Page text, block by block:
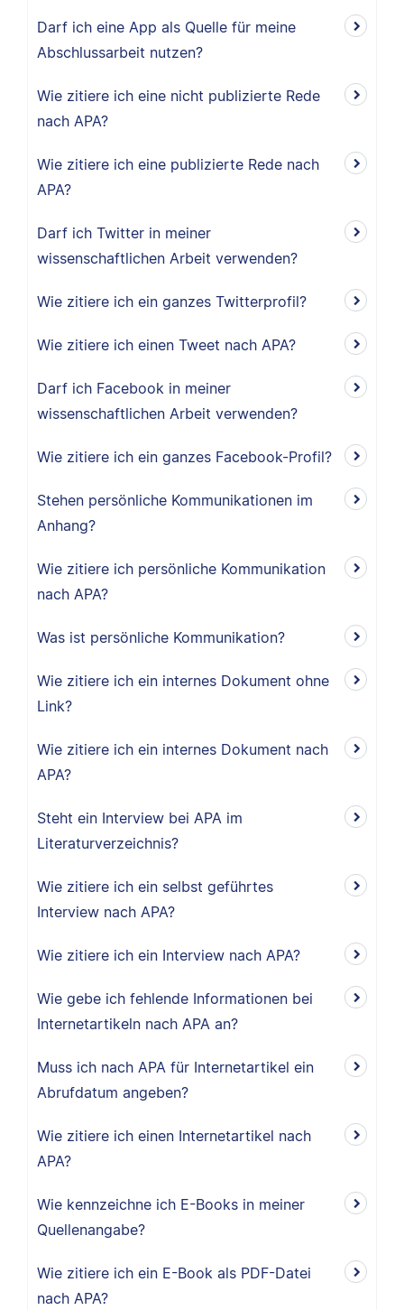
Darf ich eine App als Quelle für meine
Abschlussarbeit nutzen?
Wie zitiere ich eine nicht publizierte Rede
nach APA?
Wie zitiere ich eine publizierte Rede nach
APA?
Darf ich Twitter in meiner
wissenschaftlichen Arbeit verwenden?
Wie zitiere ich ein ganzes Twitterprofil?
Wie zitiere ich einen Tweet nach APA?
Darf ich Facebook in meiner
wissenschaftlichen Arbeit verwenden?
Wie zitiere ich ein ganzes Facebook-Profil?
Stehen persönliche Kommunikationen im
Anhang?
Wie zitiere ich persönliche Kommunikation
nach APA?
Was ist persönliche Kommunikation?
Wie zitiere ich ein internes Dokument ohne
Link?
Wie zitiere ich ein internes Dokument nach
APA?
Steht ein Interview bei APA im
Literaturverzeichnis?
Wie zitiere ich ein selbst geführtes
Interview nach APA?
Wie zitiere ich ein Interview nach APA?
Wie gebe ich fehlende Informationen bei
Internetartikeln nach APA an?
Muss ich nach APA für Internetartikel ein
Abrufdatum angeben?
Wie zitiere ich einen Internetartikel nach
APA?
Wie kennzeichne ich E-Books in meiner
Quellenangabe?
Wie zitiere ich ein E-Book als PDF-Datei
nach APA?